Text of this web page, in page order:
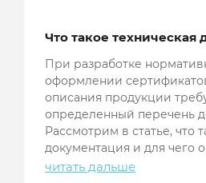
Что такое техническая
При разработке
оформлении
описания продукции
определенный перечень
Рассмотрим в статье, что
документация и для чего
читать дальше